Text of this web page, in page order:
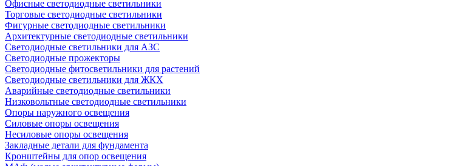
Офисные светодиодные светильники
Торговые светодиодные светильники
Фигурные светодиодные светильники
Архитектурные светодиодные светильники
Светодиодные светильники для АЗС
Светодиодные прожекторы
Светодиодные фитосветильники для растений
Светодиодные светильники для ЖКХ
Аварийные светодиодные светильники
Низковольтные светодиодные светильники
Опоры наружного освещения
Силовые опоры освещения
Несиловые опоры освещения
Закладные детали для фундамента
Кронштейны для опор освещения